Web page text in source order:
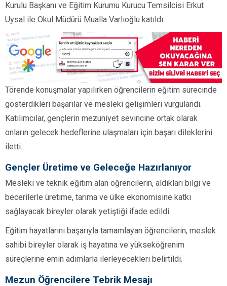
Kurulu Başkanı ve Eğitim Kurumu Kurucu Temsilcisi Erkut
Uysal ile Okul Müdürü Mualla Varlıoğlu katıldı.
Törende konuşmalar yapılırken öğrencilerin eğitim sürecinde
gösterdikleri başarılar ve mesleki gelişimleri vurgulandı.
Katılımcılar, gençlerin mezuniyet sevincine ortak olarak
onların gelecek hedeflerine ulaşmaları için başarı dileklerini
iletti.
Gençler Üretime ve Geleceğe Hazırlanıyor
Mesleki ve teknik eğitim alan öğrencilerin, aldıkları bilgi ve
becerilerle üretime, tarıma ve ülke ekonomisine katkı
sağlayacak bireyler olarak yetiştiği ifade edildi.
Eğitim hayatlarını başarıyla tamamlayan öğrencilerin, meslek
sahibi bireyler olarak iş hayatına ve yükseköğrenim
süreçlerine emin adımlarla ilerleyecekleri belirtildi.
Mezun Öğrencilere Tebrik Mesajı